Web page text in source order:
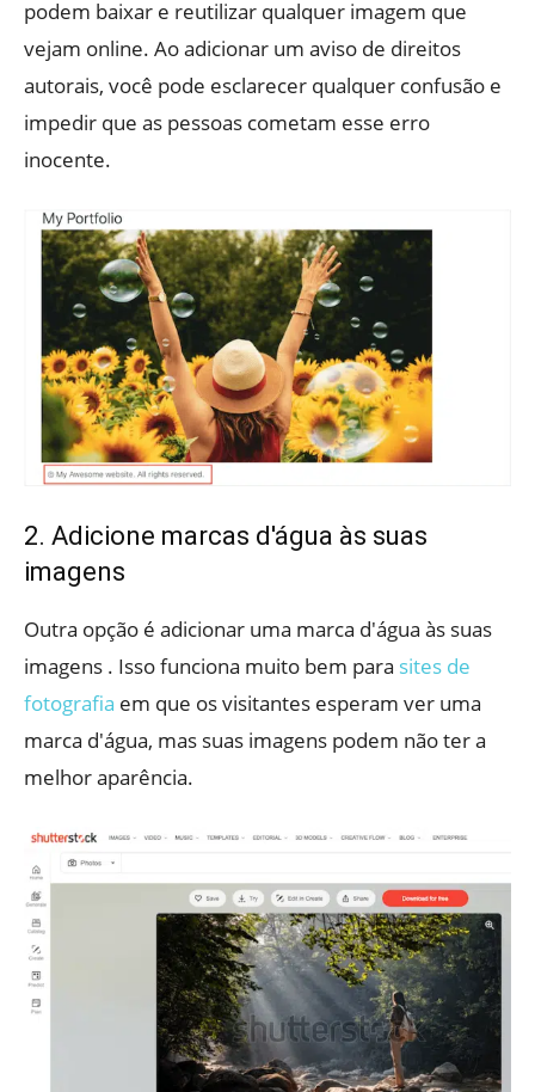
podem baixar e reutilizar qualquer imagem que
vejam online. Ao adicionar um aviso de direitos
autorais, você pode esclarecer qualquer confusão e
impedir que as pessoas cometam esse erro
inocente.
2. Adicione marcas d'água às suas
imagens
Outra opção é adicionar uma marca d'água às suas
imagens . Isso funciona muito bem para sites de
fotografia em que os visitantes esperam ver uma
marca d'água, mas suas imagens podem não ter a
melhor aparência.